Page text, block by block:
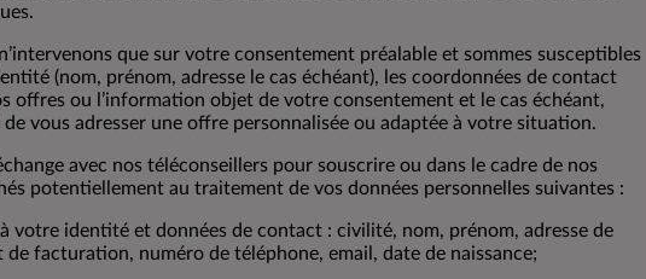
que sur votre consentement préalable et sommes susceptibles
(nom, prénom, adresse le cas échéant), les coordonnées de contact
offres ou l’information objet de votre consentement et le cas échéant,
vous adresser une offre personnalisée ou adaptée à votre situation.
avec nos téléconseillers pour souscrire ou dans le cadre de nos
potentiellement au traitement de vos données personnelles suivantes :
votre identité et données de contact : civilité, nom, prénom, adresse de
facturation, numéro de téléphone, email, date de naissance;